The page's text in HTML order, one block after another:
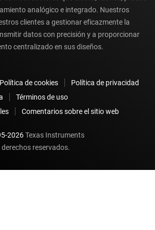
analógico e integrado. Nuestros
clientes a gestionar eficazmente la
datos con precisión y a proporcionar
centralizado en sus diseños.
Política de cookies
Política de privacidad
Términos de uso
Comentarios sobre el sitio web
2026Texas Instruments
reservados.